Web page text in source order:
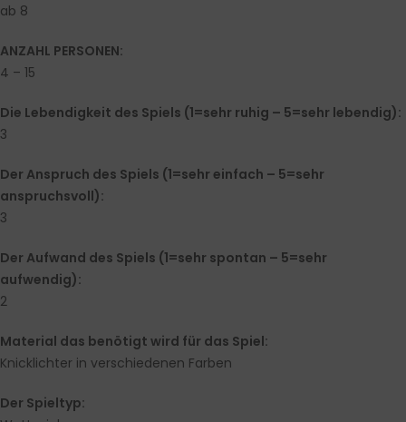
ab 8
ANZAHL PERSONEN:
4 – 15
Die Lebendigkeit des Spiels (1=sehr ruhig – 5=sehr lebendig):
3
Der Anspruch des Spiels (1=sehr einfach – 5=sehr
anspruchsvoll):
3
Der Aufwand des Spiels (1=sehr spontan – 5=sehr
aufwendig):
2
Material das benötigt wird für das Spiel:
Knicklichter in verschiedenen Farben
Der Spieltyp: